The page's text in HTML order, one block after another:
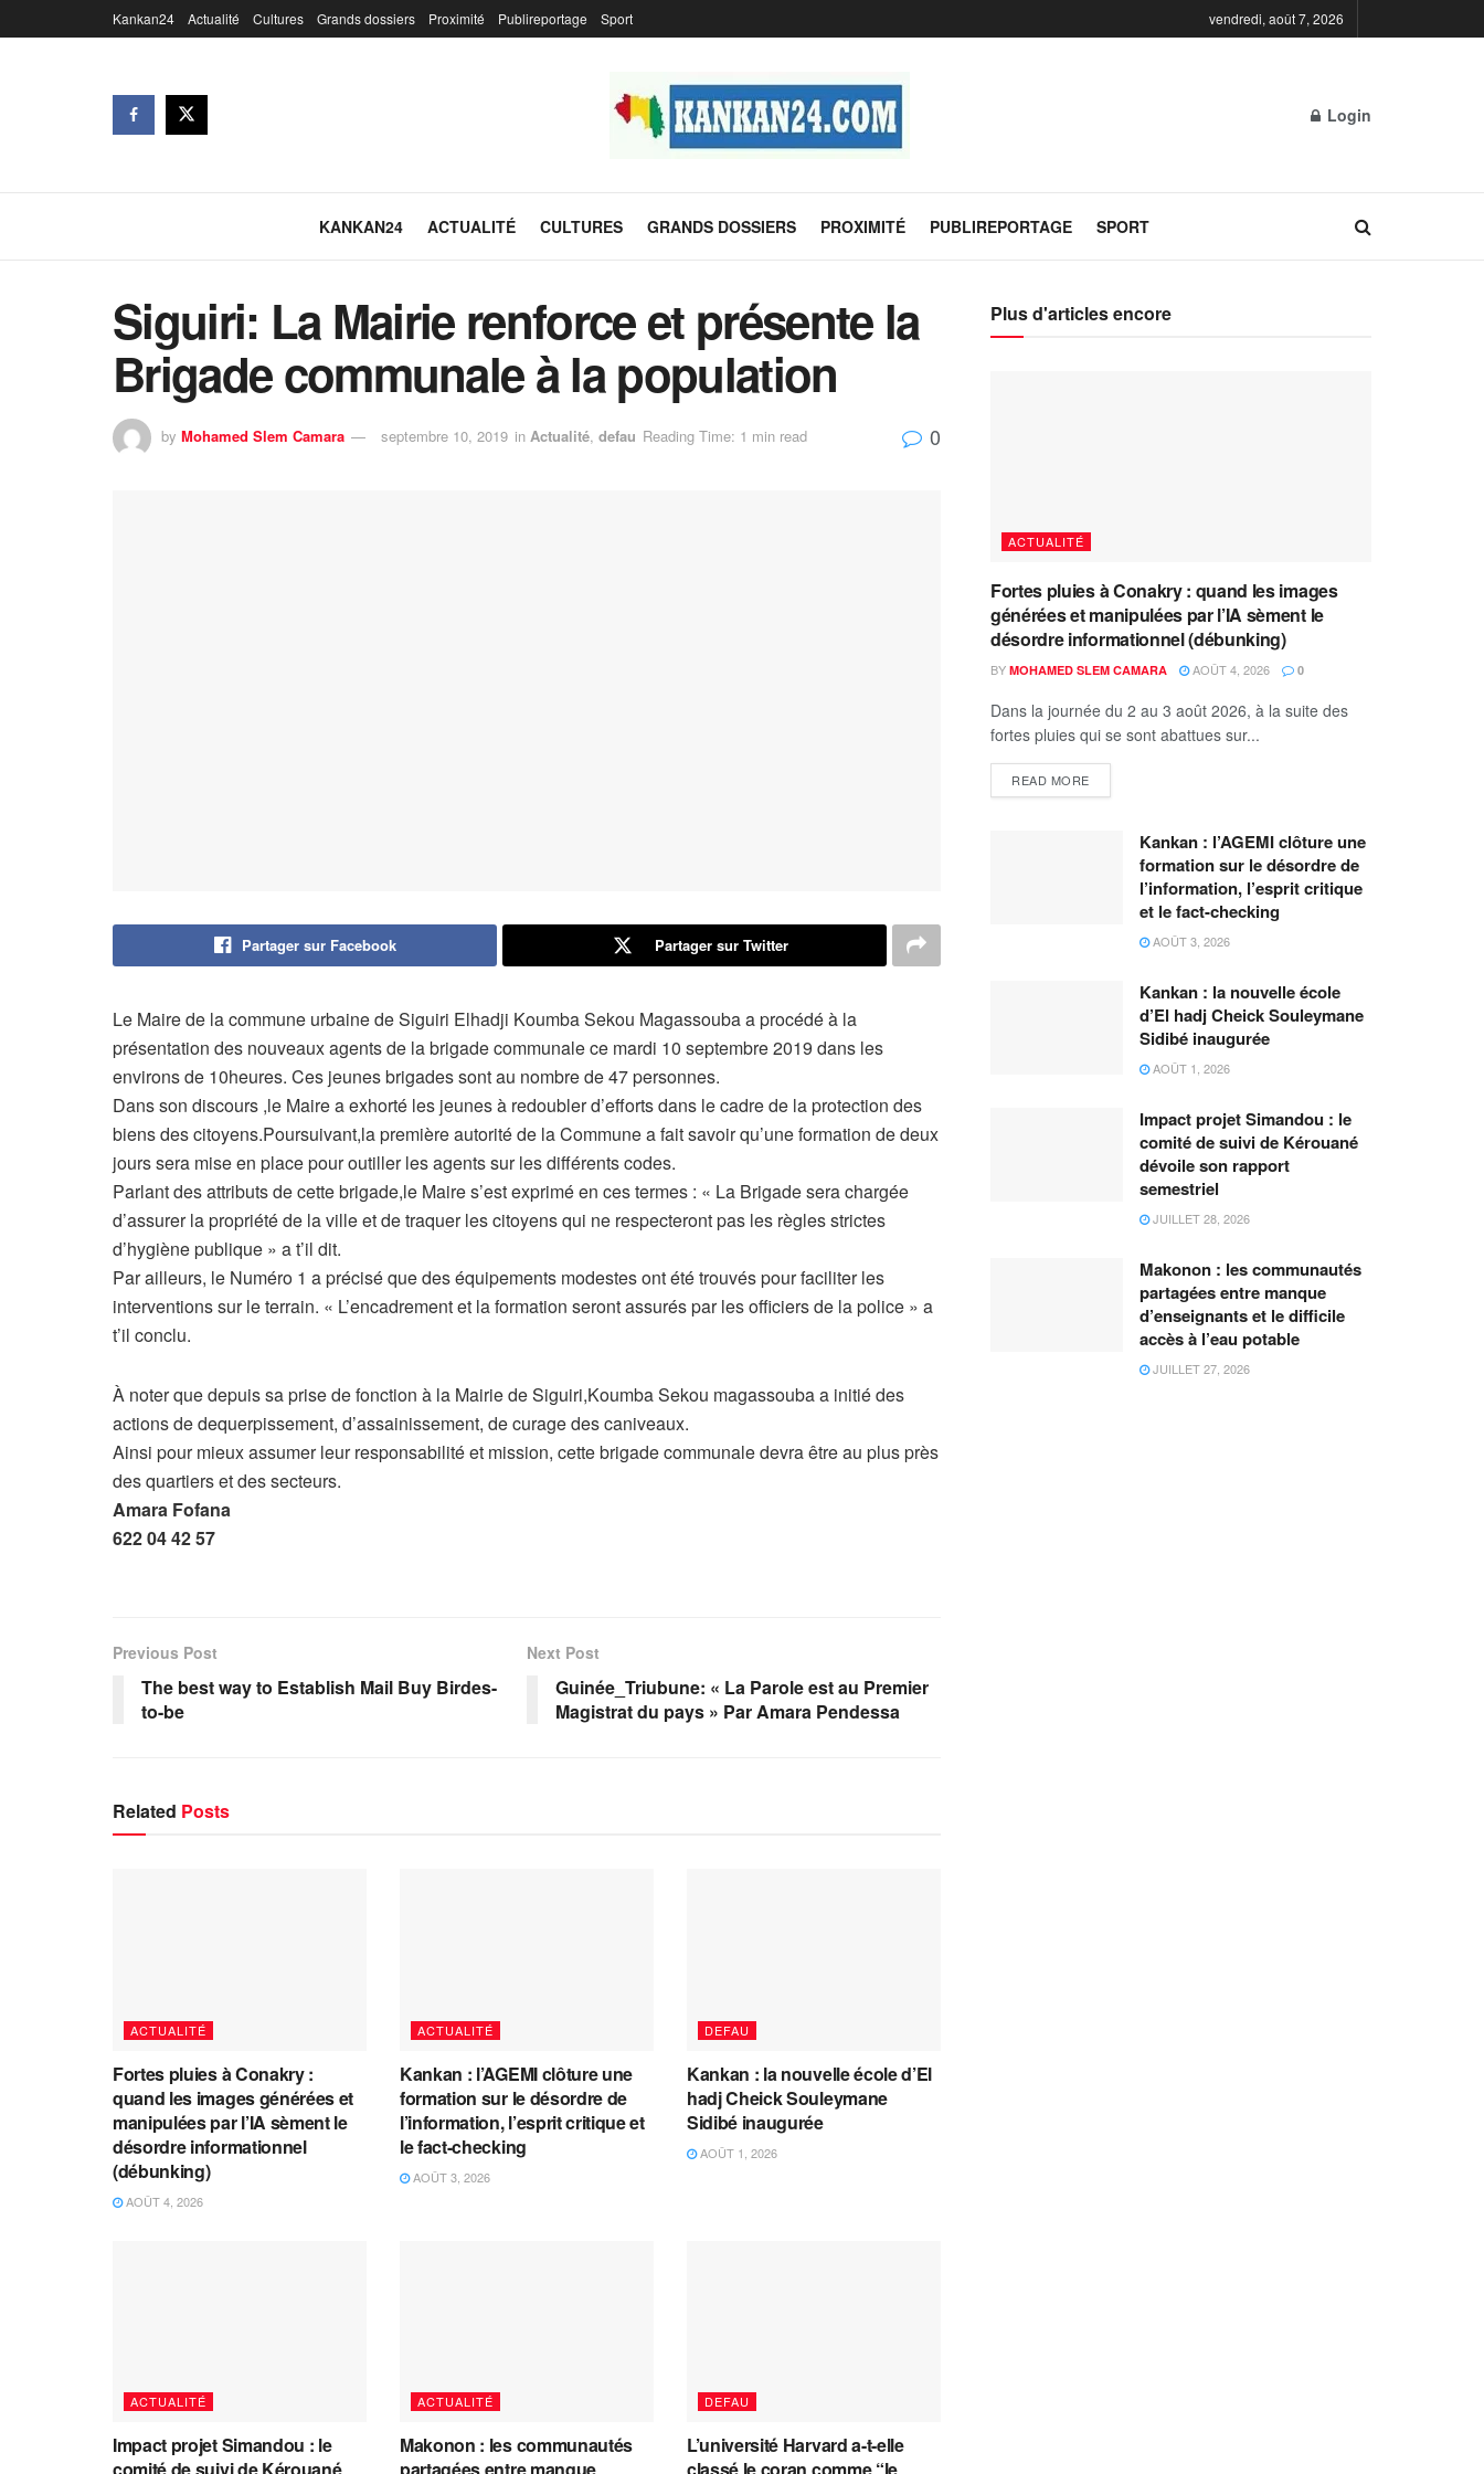
Kankan24 Actualité Cultures Grands dossiers Proximité Publireportage Sport vendredi, août 7, 2026
Login
KANKAN24 ACTUALITÉ CULTURES GRANDS DOSSIERS PROXIMITÉ PUBLIREPORTAGE SPORT
Siguiri: La Mairie renforce et présente la
Brigade communale à la population
by Mohamed Slem Camara septembre 10, 2019 in Actualité, defau Reading Time: 1 min read 0
Partager sur Facebook Partager sur Twitter
Le Maire de la commune urbaine de Siguiri Elhadji Koumba Sekou Magassouba a procédé à la
présentation des nouveaux agents de la brigade communale ce mardi 10 septembre 2019 dans les
environs de 10heures. Ces jeunes brigades sont au nombre de 47 personnes.
Dans son discours ,le Maire a exhorté les jeunes à redoubler d’efforts dans le cadre de la protection des
biens des citoyens.Poursuivant,la première autorité de la Commune a fait savoir qu’une formation de deux
jours sera mise en place pour outiller les agents sur les différents codes.
Parlant des attributs de cette brigade,le Maire s’est exprimé en ces termes : « La Brigade sera chargée
d’assurer la propriété de la ville et de traquer les citoyens qui ne respecteront pas les règles strictes
d’hygiène publique » a t’il dit.
Par ailleurs, le Numéro 1 a précisé que des équipements modestes ont été trouvés pour faciliter les
interventions sur le terrain. « L’encadrement et la formation seront assurés par les officiers de la police » a
t’il conclu.
À noter que depuis sa prise de fonction à la Mairie de Siguiri,Koumba Sekou magassouba a initié des
actions de dequerpissement, d’assainissement, de curage des caniveaux.
Ainsi pour mieux assumer leur responsabilité et mission, cette brigade communale devra être au plus près
des quartiers et des secteurs.
Amara Fofana
622 04 42 57
Previous Post
The best way to Establish Mail Buy Birdes-
to-be
Next Post
Guinée_Triubune: « La Parole est au Premier
Magistrat du pays » Par Amara Pendessa
Related Posts
ACTUALITÉ
Fortes pluies à Conakry :
quand les images générées et
manipulées par l’IA sèment le
désordre informationnel
(débunking)
AOÛT 4, 2026
ACTUALITÉ
Kankan : l’AGEMI clôture une
formation sur le désordre de
l’information, l’esprit critique et
le fact-checking
AOÛT 3, 2026
DEFAU
Kankan : la nouvelle école d’El
hadj Cheick Souleymane
Sidibé inaugurée
AOÛT 1, 2026
ACTUALITÉ
Impact projet Simandou : le
ACTUALITÉ
Makonon : les communautés
DEFAU
L’université Harvard a-t-elle
Plus d'articles encore
ACTUALITÉ
Fortes pluies à Conakry : quand les images
générées et manipulées par l’IA sèment le
désordre informationnel (débunking)
BY MOHAMED SLEM CAMARA AOÛT 4, 2026 0
Dans la journée du 2 au 3 août 2026, à la suite des
fortes pluies qui se sont abattues sur...
READ MORE
Kankan : l’AGEMI clôture une
formation sur le désordre de
l’information, l’esprit critique
et le fact-checking
AOÛT 3, 2026
Kankan : la nouvelle école
d’El hadj Cheick Souleymane
Sidibé inaugurée
AOÛT 1, 2026
Impact projet Simandou : le
comité de suivi de Kérouané
dévoile son rapport
semestriel
JUILLET 28, 2026
Makonon : les communautés
partagées entre manque
d’enseignants et le difficile
accès à l’eau potable
JUILLET 27, 2026